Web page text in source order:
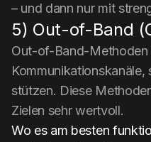
– und dann nur mit
5) Out-of-Band
Out-of-Band-Methoden
stützen. Diese
Zielen sehr wertvoll.
Wo es am besten